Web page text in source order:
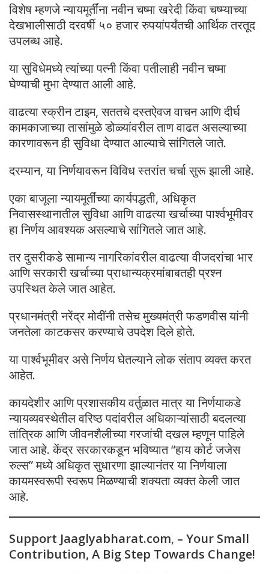
विशेष म्हणजे न्यायमूर्तींना नवीन चष्मा खरेदी किंवा चष्म्याच्या
देखभालीसाठी दरवर्षी ५० हजार रुपयांपर्यंतची आर्थिक तरतूद
उपलब्ध आहे.
या सुविधेमध्ये त्यांच्या पत्नी किंवा पतीलाही नवीन चष्मा
घेण्याची मुभा देण्यात आली आहे.
वाढत्या स्क्रीन टाइम, सततचे दस्तऐवज वाचन आणि दीर्घ
कामकाजाच्या तासांमुळे डोळ्यांवरील ताण वाढत असल्याच्या
कारणावरून ही सुविधा देण्यात आल्याचे सांगितले जाते.
दरम्यान, या निर्णयावरून विविध स्तरांत चर्चा सुरू झाली आहे.
एका बाजूला न्यायमूर्तींच्या कार्यपद्धती, अधिकृत
निवासस्थानातील सुविधा आणि वाढत्या खर्चाच्या पार्श्वभूमीवर
हा निर्णय आवश्यक असल्याचे सांगितले जात आहे.
तर दुसरीकडे सामान्य नागरिकांवरील वाढत्या वीजदरांचा भार
आणि सरकारी खर्चाच्या प्राधान्यक्रमांबाबतही प्रश्न
उपस्थित केले जात आहेत.
प्रधानमंत्री नरेंद्र मोदींनी तसेच मुख्यमंत्री फडणवीस यांनी
जनतेला काटकसर करण्याचे उपदेश दिले होते.
या पार्श्वभूमीवर असे निर्णय घेतल्याने लोक संताप व्यक्त करत
आहेत.
कायदेशीर आणि प्रशासकीय वर्तुळात मात्र या निर्णयाकडे
न्यायव्यवस्थेतील वरिष्ठ पदांवरील अधिकाऱ्यांसाठी बदलत्या
तांत्रिक आणि जीवनशैलीच्या गरजांची दखल म्हणून पाहिले
जात आहे. केंद्र सरकारकडून भविष्यात “हाय कोर्ट जजेस
रुल्स” मध्ये अधिकृत सुधारणा झाल्यानंतर या निर्णयाला
कायमस्वरूपी स्वरूप मिळण्याची शक्यता व्यक्त केली जात
आहे.
Support Jaaglyabharat.com, – Your Small
Contribution, A Big Step Towards Change!